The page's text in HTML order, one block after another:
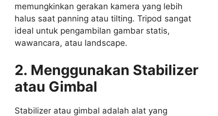
memungkinkan gerakan kamera yang lebih
halus saat panning atau tilting. Tripod sangat
ideal untuk pengambilan gambar statis,
wawancara, atau landscape.
2. Menggunakan Stabilizer
atau Gimbal
Stabilizer atau gimbal adalah alat yang